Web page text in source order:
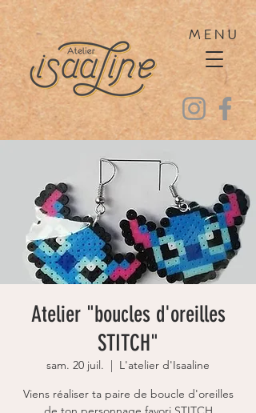
MENU
Atelier "boucles d'oreilles
STITCH"
sam. 20 juil.
  |
L'atelier d'Isaaline
Viens réaliser ta paire de boucle d'oreilles